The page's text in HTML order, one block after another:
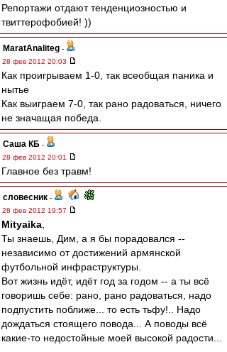
Репортажи отдают тенденциозностью и
твиттерофобией! ))
MaratAnaliteg -
28 фев 2012 20:03
Как проигрываем 1-0, так всеобщая паника и
нытье
Как выиграем 7-0, так рано радоваться, ничего
не значащая победа.
Саша КБ -
28 фев 2012 20:01
Главное без травм!
словесник -
28 фев 2012 19:57
Mityaika
Ты знаешь, Дим, а я бы порадовался --
независимо от достижений армянской
футбольной инфраструктуры.
Вот жизнь идёт, идёт год за годом -- а ты всё
говоришь себе: рано, рано радоваться, надо
подпустить поближе... то есть тьфу!.. Надо
дождаться стоящего повода... А поводы всё
какие-то недостойные моей высокой радости...